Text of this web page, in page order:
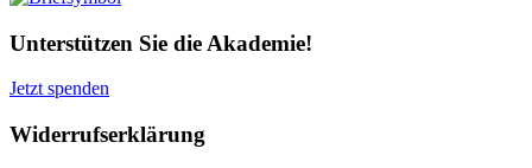
Unterstützen Sie die Akademie!
Jetzt spenden
Widerrufserklärung